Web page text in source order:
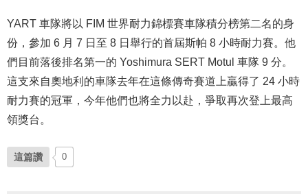
YART 車隊將以 FIM 世界耐力錦標賽車隊積分榜第二名的身
份，參加 6 月 7 日至 8 日舉行的首屆斯帕 8 小時耐力賽。他
們目前落後排名第一的 Yoshimura SERT Motul 車隊 9 分。
這支來自奧地利的車隊去年在這條傳奇賽道上贏得了 24 小時
耐力賽的冠軍，今年他們也將全力以赴，爭取再次登上最高
領獎台。
這篇讚 0